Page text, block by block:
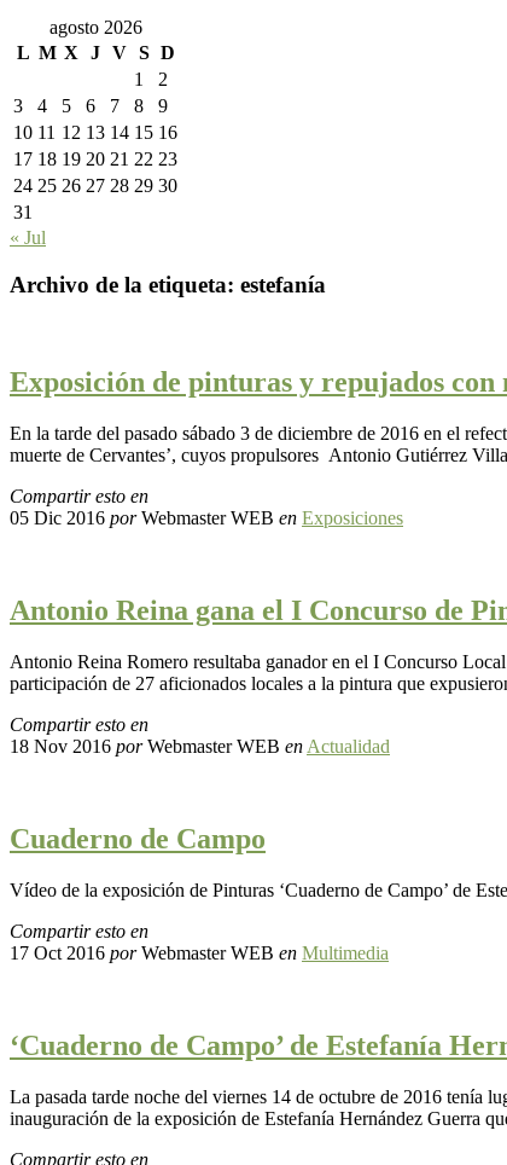
agosto 2026
L M X J V S D
1
2
3
4 5 6 7 8
9
10 11 12 13 14 15 16
17 18 19 20 21 22 23
24 25 26 27 28 29 30
31
« Jul
Archivo de la etiqueta: estefanía
Exposición de pinturas y repujados
En la tarde del pasado sábado 3 de diciembre de 2016 en el
muerte de Cervantes’, cuyos propulsores Antonio Gutiérrez
Compartir esto en
05 Dic 2016 porWebmaster WEB en Exposiciones
Antonio Reina gana el I Concurso de
Antonio Reina Romero resultaba ganador en el I Concurso
participación de 27 aficionados locales a la pintura que
Compartir esto en
18 Nov 2016 porWebmaster WEB en Actualidad
Cuaderno de Campo
Vídeo de la exposición de Pinturas ‘Cuaderno de Campo’ de
Compartir esto en
17 Oct 2016 porWebmaster WEB en Multimedia
‘Cuaderno de Campo’ de Estefanía
La pasada tarde noche del viernes 14 de octubre de 2016 tenía
inauguración de la exposición de Estefanía Hernández Guerra
Compartir esto en